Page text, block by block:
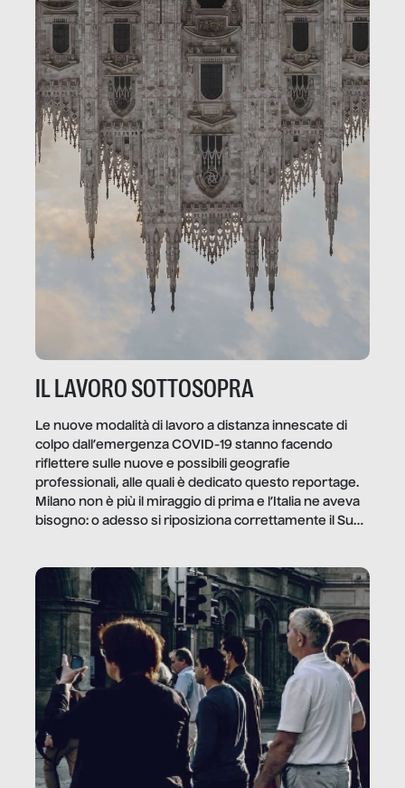
IL LAVORO SOTTOSOPRA
Le nuove modalità di lavoro a distanza innescate di
colpo dall’emergenza COVID-19 stanno facendo
riflettere sulle nuove e possibili geografie
professionali, alle quali è dedicato questo reportage.
Milano non è più il miraggio di prima e l’Italia ne aveva
bisogno: o adesso si riposiziona correttamente il Sud